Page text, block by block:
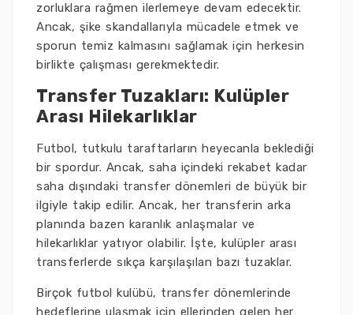
zorluklara rağmen ilerlemeye devam edecektir.
Ancak, şike skandallarıyla mücadele etmek ve
sporun temiz kalmasını sağlamak için herkesin
birlikte çalışması gerekmektedir.
Transfer Tuzakları: Kulüpler
Arası Hilekarlıklar
Futbol, tutkulu taraftarların heyecanla beklediği
bir spordur. Ancak, saha içindeki rekabet kadar
saha dışındaki transfer dönemleri de büyük bir
ilgiyle takip edilir. Ancak, her transferin arka
planında bazen karanlık anlaşmalar ve
hilekarlıklar yatıyor olabilir. İşte, kulüpler arası
transferlerde sıkça karşılaşılan bazı tuzaklar.
Birçok futbol kulübü, transfer dönemlerinde
hedeflerine ulaşmak için ellerinden gelen her